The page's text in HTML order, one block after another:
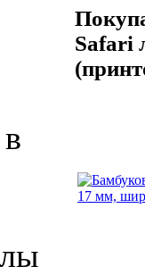
Safari